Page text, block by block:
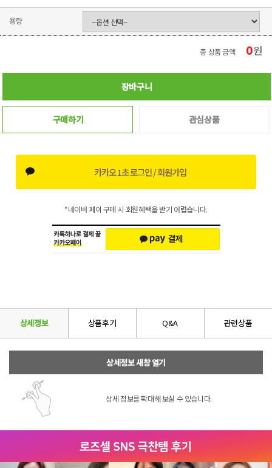
용량
총 상품 금액 0원
장바구니
구매하기 관심상품
카카오 1초 로그인 / 회원가입
*네이버 페이 구매 시 회원혜택을 받기 어렵습니다.
상세정보 상품후기 Q&A 관련상품
상세정보 새창 열기
상세 정보를 확대해 보실 수 있습니다.